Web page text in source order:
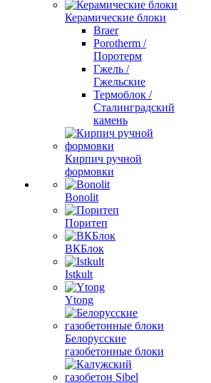
Керамические блоки
Braer
Porotherm /
Поротерм
Гжель /
Гжельские
Термоблок /
Сталинградский
камень
Кирпич ручной
формовки
Bonolit
Поритеп
ВКБлок
Istkult
Ytong
Белорусские
газобетонные блоки